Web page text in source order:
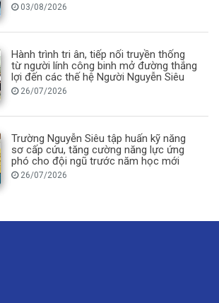
03/08/2026
Hành trình tri ân, tiếp nối truyền thống
từ người lính công binh mở đường thắng
lợi đến các thế hệ Người Nguyễn Siêu
26/07/2026
Trường Nguyễn Siêu tập huấn kỹ năng
sơ cấp cứu, tăng cường năng lực ứng
phó cho đội ngũ trước năm học mới
26/07/2026